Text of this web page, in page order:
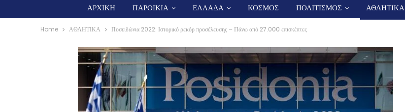
ΑΡΧΙΚΗ ΠΑΡΟΙΚΙΑ ΕΛΛΑΔΑ ΚΟΣΜΟΣ ΠΟΛΙΤΙΣΜΟΣ ΑΘΛΗΤΙΚΑ
Home ΑΘΛΗΤΙΚΑ Ποσειδώνια 2022: Ιστορικό ρεκόρ προσέλευσης – Πάνω από 27.000 επισκέπτες